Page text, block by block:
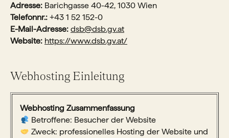
Adresse: Barichgasse 40-42, 1030 Wien
Telefonnr.: +43 1 52 152-0
E-Mail-Adresse: dsb@dsb.gv.at
Website: https://www.dsb.gv.at/
Webhosting Einleitung
Webhosting Zusammenfassung
Betroffene: Besucher der Website
Zweck: professionelles Hosting der Website und